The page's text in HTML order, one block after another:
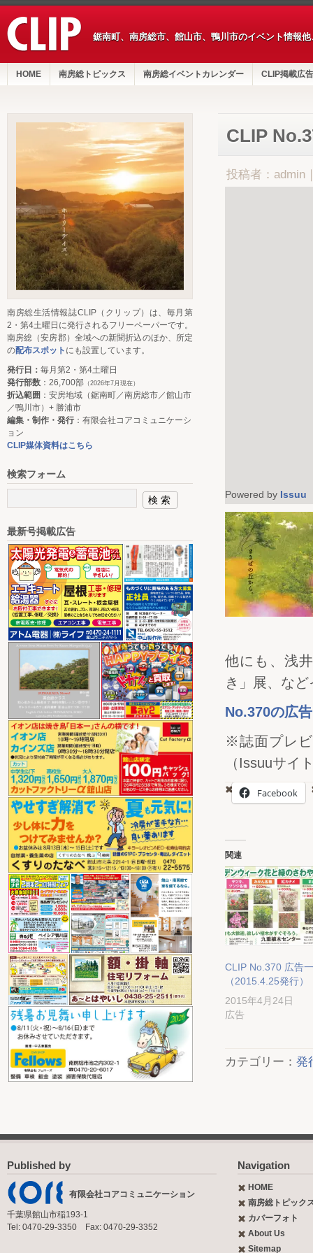
鋸南町、南房総市、館山市、鴨川市のイベント情報
HOME 南房総トピックス 南房総イベントカレンダー CLIP掲載広告
CLIP
投稿者：admin
Powered by Issuu
他にも、浅
き」展、な
No.370の広
※誌面プレ
（Issuuサイ
Facebook
関連
CLIP No.370 広告
（2015.4.25発行）
2015年4月24日
広告
カテゴリー： 発
南房総生活情報誌CLIP（クリップ）は、毎月第
2・第4土曜日に発行されるフリーペーパーです。
南房総（安房郡）全域への新聞折込のほか、所定
の配布スポット にも設置しています。
発行日： 毎月第2・第4土曜日
発行部数 ：26,700部 （2026年7月現在）
折込範囲 ：安房地域（鋸南町／南房総市／館山市
／鴨川市）+ 勝浦市
編集・制作・発行：有限会社コアコミュニケーシ
ョン
CLIP媒体資料はこちら
検索フォーム
最新号掲載広告
Published by
有限会社コアコミュニケーション
千葉県館山市稲193-1
Tel: 0470-29-3350 Fax: 0470-29-3352
Navigation
HOME
南房総トピック
カバーフォト
About Us
Sitemap